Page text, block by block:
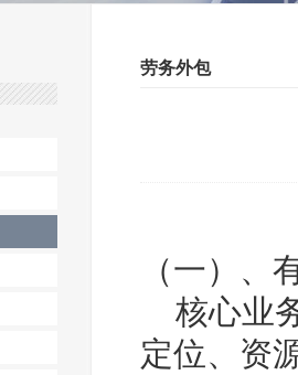
劳务外包
（一）、
核心业
定位、资